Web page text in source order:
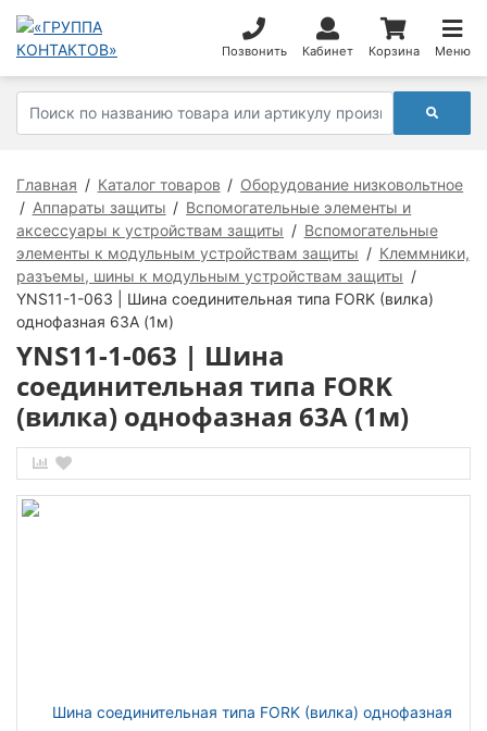
Позвонить Кабинет Корзина Меню
Главная Каталог товаров
Оборудование низковольтное
Аппараты защиты
Вспомогательные элементы и
аксессуары к устройствам защиты
Вспомогательные
элементы к модульным устройствам защиты
Клеммники,
разъемы, шины к модульным устройствам защиты
YNS11-1-063 | Шина соединительная типа FORK (вилка)
однофазная 63А (1м)
YNS11-1-063 | Шина
соединительная типа FORK
(вилка) однофазная 63А (1м)